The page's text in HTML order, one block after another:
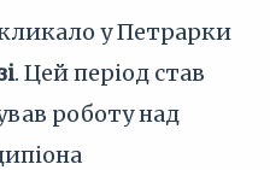
у Петрарки
. Цей період став
роботу над